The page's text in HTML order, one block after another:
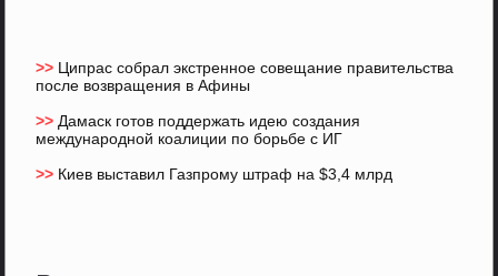
>> Ципрас собрал экстренное совещание правительства
после возвращения в Афины
>> Дамаск готов поддержать идею создания
международной коалиции по борьбе с ИГ
>> Киев выставил Газпрому штраф на $3,4 млрд